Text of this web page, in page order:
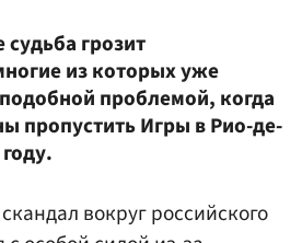
грозит
из которых уже
проблемой, когда
пропустить Игры в Рио-де-
вокруг российского